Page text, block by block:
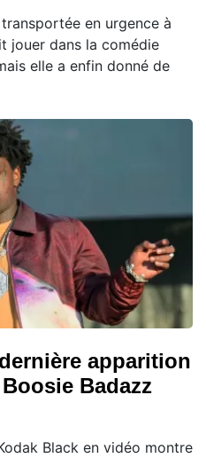
en urgence à
jouer dans la comédie
elle a enfin donné de
apparition
Badazz
Black en vidéo montre